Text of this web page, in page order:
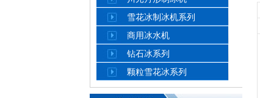
雪花冰制冰机系列
商用冰水机
钻石冰系列
颗粒雪花冰系列